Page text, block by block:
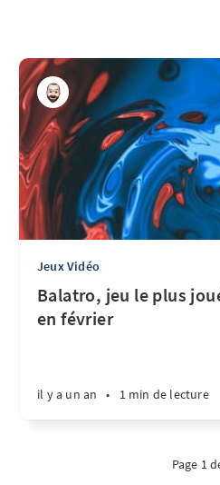
Jeux Vidéo
Balatro, jeu le plus
en février
il y a un an • 1 min de lecture
Page 1